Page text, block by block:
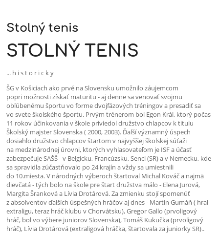
Stolný tenis
STOLNÝ TENIS
... h i s t o r i c k y
ŠG v Košiciach ako prvé na Slovensku umožnilo záujemcom
popri možnosti získať maturitu - aj denne sa venovať svojmu
obľúbenému športu vo forme dvojfázových tréningov a presadiť sa
vo svete školského športu. Prvým trénerom bol Egon Král, ktorý počas
11 rokov účinkovania v škole priviedol družstvo chlapcov k titulu
Školský majster Slovenska ( 2000, 2003). Ďalší významný úspech
dosiahlo družstvo chlapcov štartom v najvyššej školskej súťaži
na medzinárodnej úrovni, ktorých vyhlasovateľom je ISF a účasť
zabezpečuje SAŠŠ - v Belgicku, Francúzsku, Senci (SR) a v Nemecku, kde
sa spravidla zúčastňovalo po 24 krajín a vždy sa umiestnili
do 10.miesta. V národných výberoch štartoval Michal Kováč a najmä
dievčatá - tých bolo na škole pre štart družstva málo - Elena Jurová,
Margita Šranková a Lívia Drotárová. Za zmienku stojí spomenúť
z absolventov ďalších úspešných hráčov aj dnes - Martin Gumáň ( hral
extraligu, teraz hráč klubu v Chorvátsku), Gregor Gallo (prvoligový
hráč, bol vo výbere juniorov Slovenska), Tomáš Kukučka (prvoligový
hráč), Lívia Drotárová (extraligová hráčka, štartovala za juniorky SR)..